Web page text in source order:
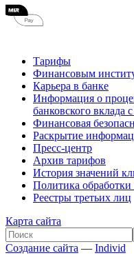
Тарифы
Финансовым
Карьера в банке
Информация о
банковского вклада
Финансовая
Раскрытие
Пресс-центр
Архив тарифов
История значений
Политика
Реестры третьих лиц
Карта сайта
Создание сайта — Individ